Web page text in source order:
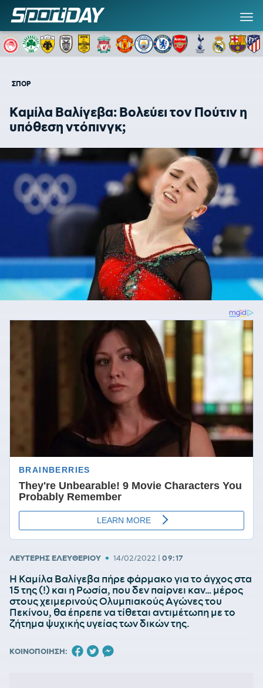
ΣΠΟΡ
Καμίλα Βαλίγεβα: Βολεύει τον Πούτιν η
υπόθεση ντόπινγκ;
ΛΕΥΤΕΡΗΣ ΕΛΕΥΘΕΡΙΟΥ • 14/02/2022 | 09:17
Η Καμίλα Βαλίγεβα πήρε φάρμακο για το άγχος στα
15 της (!) και η Ρωσία, που δεν παίρνει καν… μέρος
στους χειμερινούς Ολυμπιακούς Αγώνες του
Πεκίνου, θα έπρεπε να τίθεται αντιμέτωπη με το
ζήτημα ψυχικής υγείας των δικών της.
ΚΟΙΝΟΠΟΙΗΣΗ: